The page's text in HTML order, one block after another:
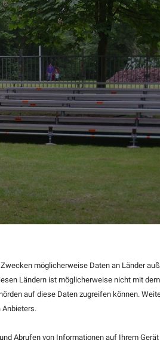
möglicherweise Daten an Länder
Ländern ist möglicherweise nicht mit
auf diese Daten zugreifen können.
Anbieters.
Abrufen von Informationen auf Ihrem Gerät